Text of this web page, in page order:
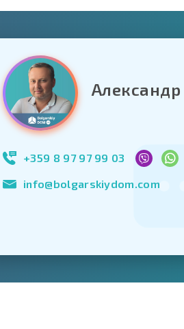
Александр
+359 8 97 97 99 03
info@bolgarskiydom.com